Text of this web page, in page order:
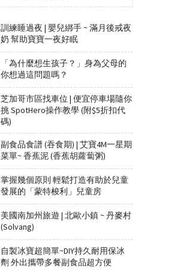
訓練睡過夜 | 嬰兒綁手 ~ 滿月後戒夜
奶 幫助寶寶一夜好眠
「為什麼想生孩子？」身為父母的
你想過這問題嗎？
芝加哥市區找車位 | 便宜停車場隨你
挑 SpotHero操作教學 (附$5折扣代
碼)
副食品食譜 (吞食期) | 艾寶4M一星期
菜單~ 香蕉泥 (香蕉胡蘿蔔粥)
掌握幾個原則 輕鬆打造有助於兒童
發展的「蒙特梭利」兒童房
美國南加州旅遊 | 北歐小鎮 ~ 丹麥村
(Solvang)
自製冰寶超簡單~DIY持久耐用保冰
劑 外出攜帶多餐副食品超方便